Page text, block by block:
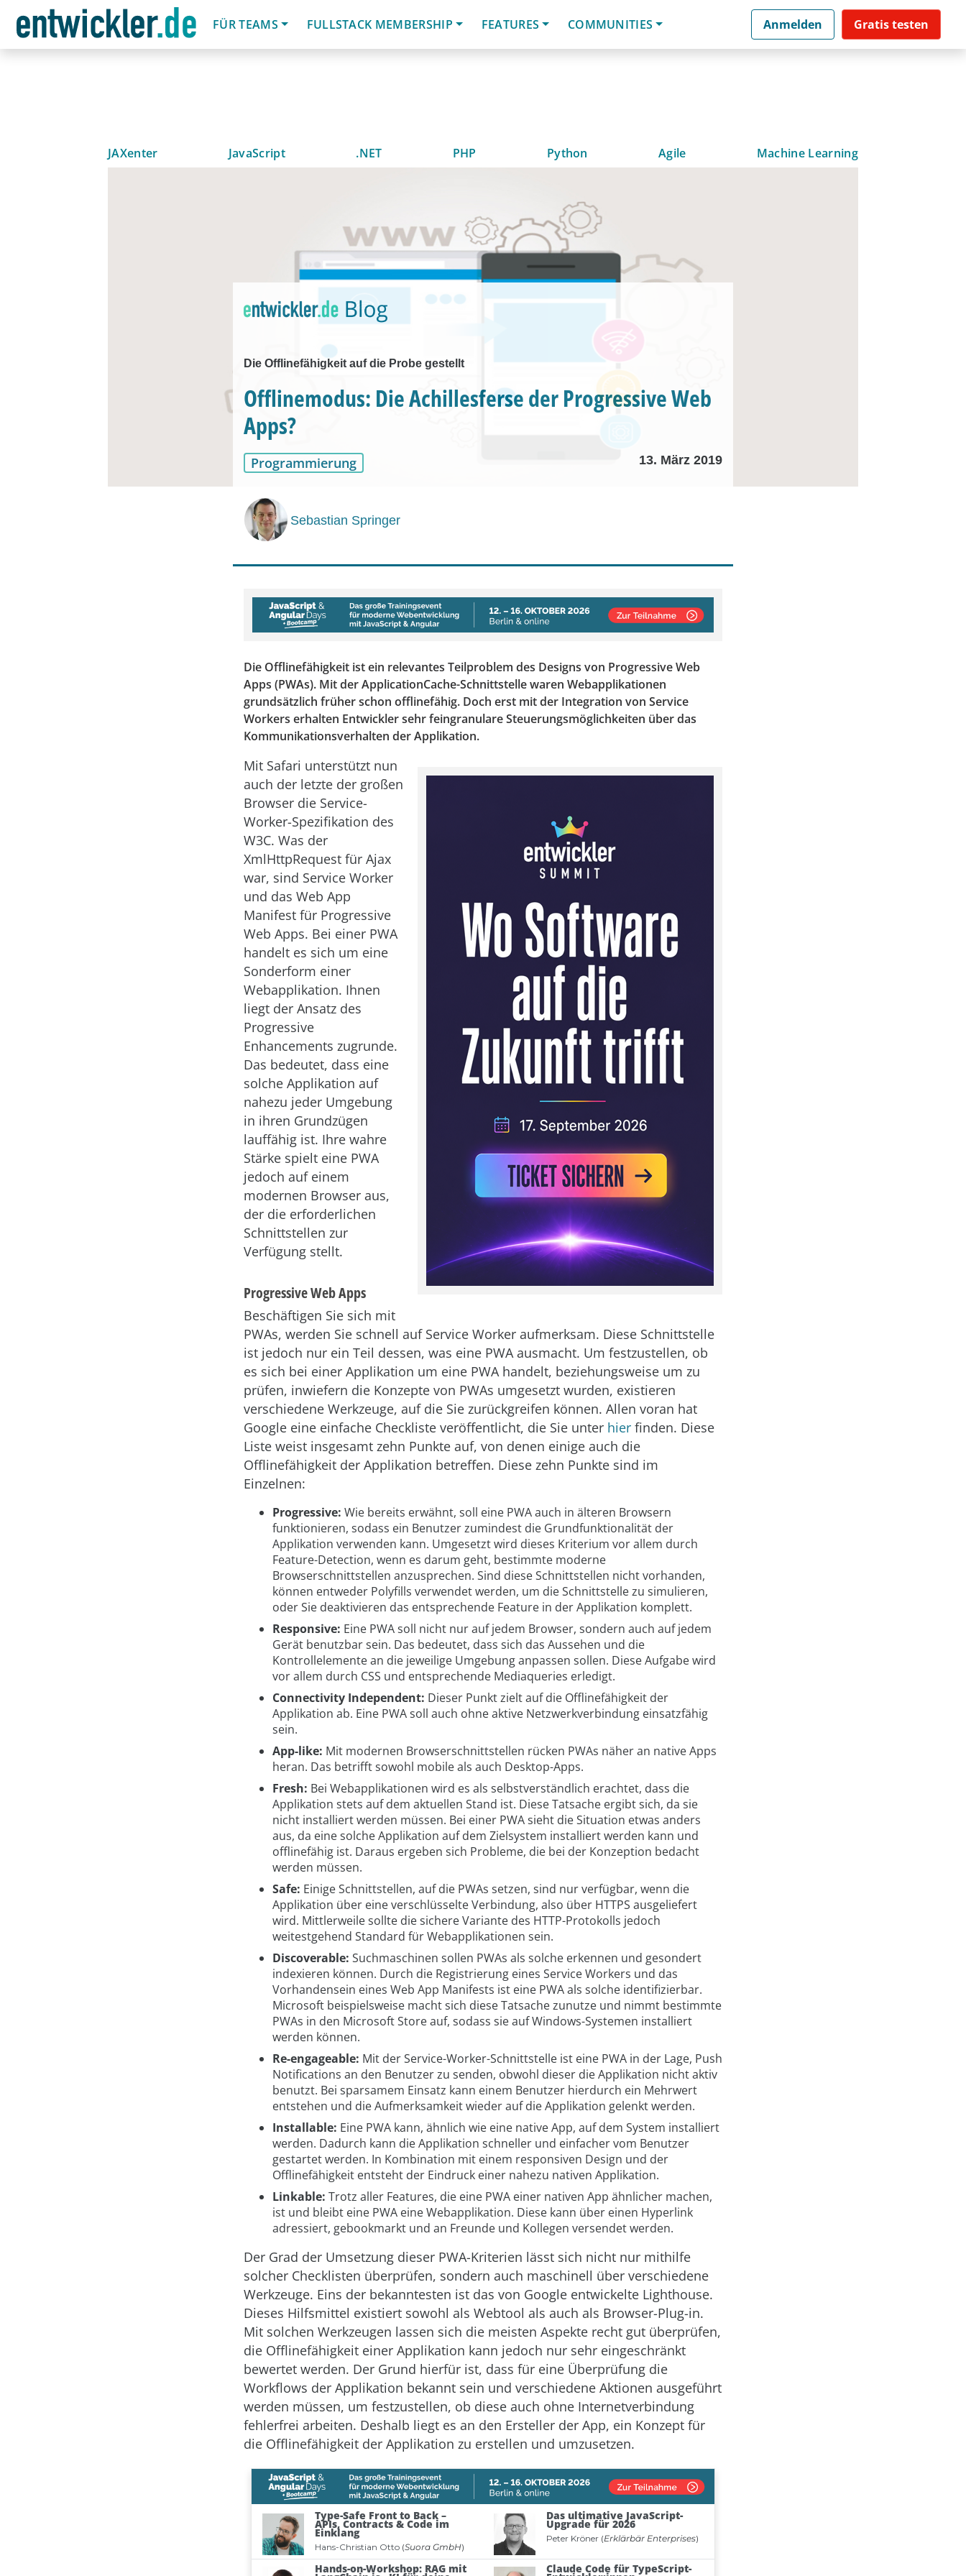
FÜR TEAMS
FULLSTACK MEMBERSHIP FEATURES COMMUNITIES Anmelden Gratis testen
JAXenter JavaScript .NET PHP Python Agile Machine Learning
Die Offlinefähigkeit auf die Probe gestellt
Offlinemodus: Die Achillesferse der Progressive Web
Apps?
Programmierung 13. März 2019
Sebastian Springer
Die Offlinefähigkeit ist ein relevantes Teilproblem des Designs von Progressive Web
Apps (PWAs). Mit der ApplicationCache-Schnittstelle waren Webapplikationen
grundsätzlich früher schon offlinefähig. Doch erst mit der Integration von Service
Workers erhalten Entwickler sehr feingranulare Steuerungsmöglichkeiten über das
Kommunikationsverhalten der Applikation.
Mit Safari unterstützt nun
auch der letzte der großen
Browser die Service-
Worker-Spezifikation des
W3C. Was der
XmlHttpRequest für Ajax
war, sind Service Worker
und das Web App
Manifest für Progressive
Web Apps. Bei einer PWA
handelt es sich um eine
Sonderform einer
Webapplikation. Ihnen
liegt der Ansatz des
Progressive
Enhancements zugrunde.
Das bedeutet, dass eine
solche Applikation auf
nahezu jeder Umgebung
in ihren Grundzügen
lauffähig ist. Ihre wahre
Stärke spielt eine PWA
jedoch auf einem
modernen Browser aus,
der die erforderlichen
Schnittstellen zur
Verfügung stellt.
Progressive Web Apps
Beschäftigen Sie sich mit
PWAs, werden Sie schnell auf Service Worker aufmerksam. Diese Schnittstelle
ist jedoch nur ein Teil dessen, was eine PWA ausmacht. Um festzustellen, ob
es sich bei einer Applikation um eine PWA handelt, beziehungsweise um zu
prüfen, inwiefern die Konzepte von PWAs umgesetzt wurden, existieren
verschiedene Werkzeuge, auf die Sie zurückgreifen können. Allen voran hat
Google eine einfache Checkliste veröffentlicht, die Sie unter hier finden. Diese
Liste weist insgesamt zehn Punkte auf, von denen einige auch die
Offlinefähigkeit der Applikation betreffen. Diese zehn Punkte sind im
Einzelnen:
Progressive: Wie bereits erwähnt, soll eine PWA auch in älteren Browsern
funktionieren, sodass ein Benutzer zumindest die Grundfunktionalität der
Applikation verwenden kann. Umgesetzt wird dieses Kriterium vor allem durch
Feature-Detection, wenn es darum geht, bestimmte moderne
Browserschnittstellen anzusprechen. Sind diese Schnittstellen nicht vorhanden,
können entweder Polyfills verwendet werden, um die Schnittstelle zu simulieren,
oder Sie deaktivieren das entsprechende Feature in der Applikation komplett.
Responsive: Eine PWA soll nicht nur auf jedem Browser, sondern auch auf jedem
Gerät benutzbar sein. Das bedeutet, dass sich das Aussehen und die
Kontrollelemente an die jeweilige Umgebung anpassen sollen. Diese Aufgabe wird
vor allem durch CSS und entsprechende Mediaqueries erledigt.
Connectivity Independent: Dieser Punkt zielt auf die Offlinefähigkeit der
Applikation ab. Eine PWA soll auch ohne aktive Netzwerkverbindung einsatzfähig
sein.
App-like: Mit modernen Browserschnittstellen rücken PWAs näher an native Apps
heran. Das betrifft sowohl mobile als auch Desktop-Apps.
Fresh: Bei Webapplikationen wird es als selbstverständlich erachtet, dass die
Applikation stets auf dem aktuellen Stand ist. Diese Tatsache ergibt sich, da sie
nicht installiert werden müssen. Bei einer PWA sieht die Situation etwas anders
aus, da eine solche Applikation auf dem Zielsystem installiert werden kann und
offlinefähig ist. Daraus ergeben sich Probleme, die bei der Konzeption bedacht
werden müssen.
Safe: Einige Schnittstellen, auf die PWAs setzen, sind nur verfügbar, wenn die
Applikation über eine verschlüsselte Verbindung, also über HTTPS ausgeliefert
wird. Mittlerweile sollte die sichere Variante des HTTP-Protokolls jedoch
weitestgehend Standard für Webapplikationen sein.
Discoverable: Suchmaschinen sollen PWAs als solche erkennen und gesondert
indexieren können. Durch die Registrierung eines Service Workers und das
Vorhandensein eines Web App Manifests ist eine PWA als solche identifizierbar.
Microsoft beispielsweise macht sich diese Tatsache zunutze und nimmt bestimmte
PWAs in den Microsoft Store auf, sodass sie auf Windows-Systemen installiert
werden können.
Re-engageable: Mit der Service-Worker-Schnittstelle ist eine PWA in der Lage, Push
Notifications an den Benutzer zu senden, obwohl dieser die Applikation nicht aktiv
benutzt. Bei sparsamem Einsatz kann einem Benutzer hierdurch ein Mehrwert
entstehen und die Aufmerksamkeit wieder auf die Applikation gelenkt werden.
Installable: Eine PWA kann, ähnlich wie eine native App, auf dem System installiert
werden. Dadurch kann die Applikation schneller und einfacher vom Benutzer
gestartet werden. In Kombination mit einem responsiven Design und der
Offlinefähigkeit entsteht der Eindruck einer nahezu nativen Applikation.
Linkable: Trotz aller Features, die eine PWA einer nativen App ähnlicher machen,
ist und bleibt eine PWA eine Webapplikation. Diese kann über einen Hyperlink
adressiert, gebookmarkt und an Freunde und Kollegen versendet werden.
Der Grad der Umsetzung dieser PWA-Kriterien lässt sich nicht nur mithilfe
solcher Checklisten überprüfen, sondern auch maschinell über verschiedene
Werkzeuge. Eins der bekanntesten ist das von Google entwickelte Lighthouse.
Dieses Hilfsmittel existiert sowohl als Webtool als auch als Browser-Plug-in.
Mit solchen Werkzeugen lassen sich die meisten Aspekte recht gut überprüfen,
die Offlinefähigkeit einer Applikation kann jedoch nur sehr eingeschränkt
bewertet werden. Der Grund hierfür ist, dass für eine Überprüfung die
Workflows der Applikation bekannt sein und verschiedene Aktionen ausgeführt
werden müssen, um festzustellen, ob diese auch ohne Internetverbindung
fehlerfrei arbeiten. Deshalb liegt es an den Ersteller der App, ein Konzept für
die Offlinefähigkeit der Applikation zu erstellen und umzusetzen.